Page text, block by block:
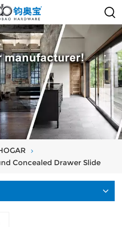
Concealed Drawer Slide